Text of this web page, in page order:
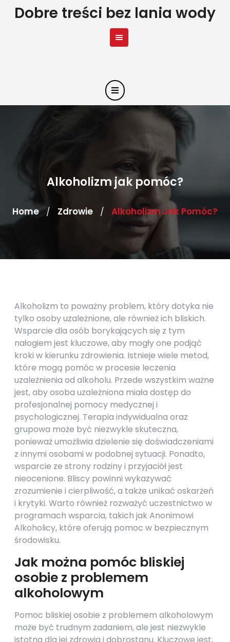
SkipDobre treści bez lania wody
Alkoholizm jak pomóc?
Home / Zdrowie / Alkoholizm Jak Pomóc?
Alkoholizm to poważny problem, który dotyka nie
tylko osoby uzależnione, ale również ich bliskich.
Wsparcie dla osób borykających się z tym
nałogiem jest kluczowe, aby mogły one podjąć
kroki w kierunku zdrowienia. Istnieje wiele metod,
które mogą pomóc w procesie leczenia
uzależnienia od alkoholu. Przede wszystkim ważne
jest, aby osoba uzależniona miała dostęp do
profesjonalnej pomocy medycznej i
psychologicznej. Terapia indywidualna oraz
grupowa może być niezwykle skuteczna,
ponieważ umożliwia dzielenie się doświadczeniami
z innymi osobami w podobnej sytuacji. Ponadto,
wsparcie ze strony rodziny i przyjaciół jest
nieocenione. Bliscy powinni wykazywać
zrozumienie i cierpliwość, a także unikać oskarżeń
i krytyki. Warto również rozważyć uczestnictwo w
programach wsparcia, takich jak Anonimowi
Alkoholicy, które oferują pomoc w bezpiecznym
środowisku.
Jak można pomóc bliskiej
osobie z problemem
alkoholowym
Pomoc bliskiej osobie z problemem alkoholowym
może być trudnym zadaniem, ale jest niezwykle